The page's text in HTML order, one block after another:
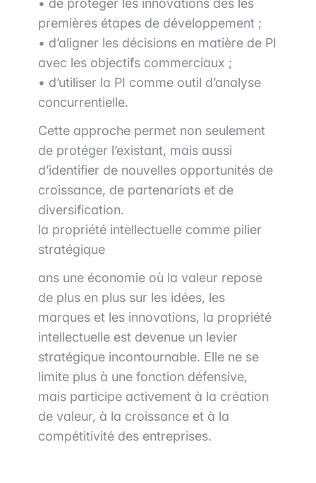
• de protéger les innovations dès les
premières étapes de développement ;
• d’aligner les décisions en matière de PI
avec les objectifs commerciaux ;
• d’utiliser la PI comme outil d’analyse
concurrentielle.
Cette approche permet non seulement
de protéger l’existant, mais aussi
d’identifier de nouvelles opportunités de
croissance, de partenariats et de
diversification.
la propriété intellectuelle comme pilier
stratégique
ans une économie où la valeur repose
de plus en plus sur les idées, les
marques et les innovations, la propriété
intellectuelle est devenue un levier
stratégique incontournable. Elle ne se
limite plus à une fonction défensive,
mais participe activement à la création
de valeur, à la croissance et à la
compétitivité des entreprises.